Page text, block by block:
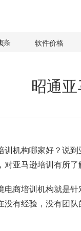
软件价格
条
昭通
训机构哪家好？说
亚马逊培训有所
电商培训机构就是
有经验，没有团